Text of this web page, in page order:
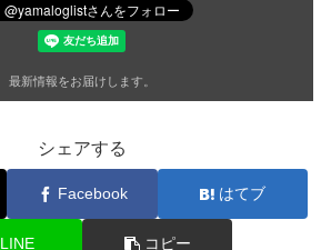
最新情報をお届けします。
シェアする
Facebook はてブ
LINE コピー